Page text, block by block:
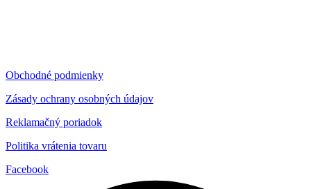
produktu.
Obchodné podmienky
Zásady ochrany osobných údajov
Reklamačný poriadok
Politika vrátenia tovaru
Facebook